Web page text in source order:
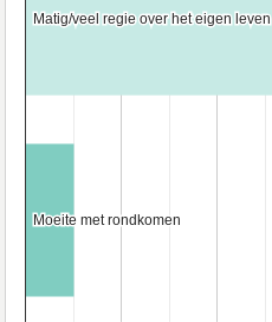
Matig/veel regie over het eigen leven
Matig/veel regie over het eigen leven
Moeite met rondkomen
Moeite met rondkomen